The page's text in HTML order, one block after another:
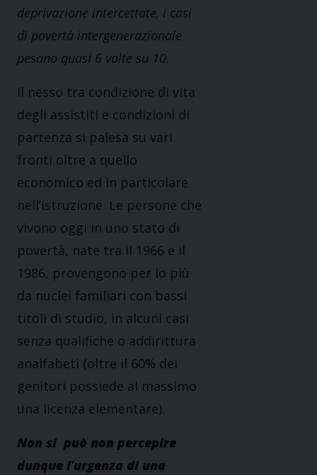
deprivazione intercettate, i casi
di povertà intergenerazionale
pesano quasi 6 volte su 10.
Il nesso tra condizione di vita
degli assistiti e condizioni di
partenza si palesa su vari
fronti oltre a quello
economico ed in particolare
nell’istruzione. Le persone che
vivono oggi in uno stato di
povertà, nate tra il 1966 e il
1986, provengono per lo più
da nuclei familiari con bassi
titoli di studio, in alcuni casi
senza qualifiche o addirittura
analfabeti (oltre il 60% dei
genitori possiede al massimo
una licenza elementare).
Non si può non percepire
dunque l’urgenza di una